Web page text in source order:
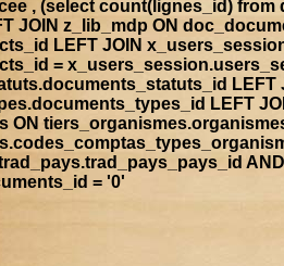
, (select count(lignes_id)
JOIN z_lib_mdp ON
LEFT JOIN
=
LEFT
ON
= '0'